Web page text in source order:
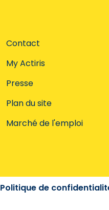
Contact
My Actiris
Presse
Plan du site
Marché de l'emploi
Politique de